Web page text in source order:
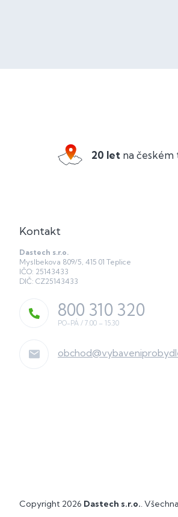
20 let na českém
Kontakt
Dastech s.r.o.
Myslbekova 809/5, 415 01 Teplice
IČO: 25143433
DIČ: CZ25143433
obchod@
800 310 320
Copyright 2026 Dastech s.r.o. .